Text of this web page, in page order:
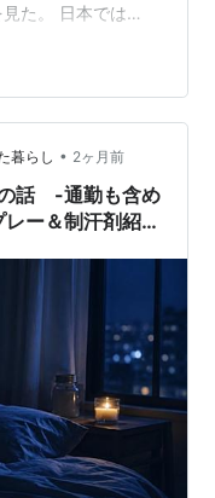
た。 日本では
い フランスは
で制汗するのでは
く文化。 エアコン
い＆汗をかいたら
汗する理由がない。
暮らし • 2ヶ月前
の話 -通勤も含め
ー＆制汗剤紹